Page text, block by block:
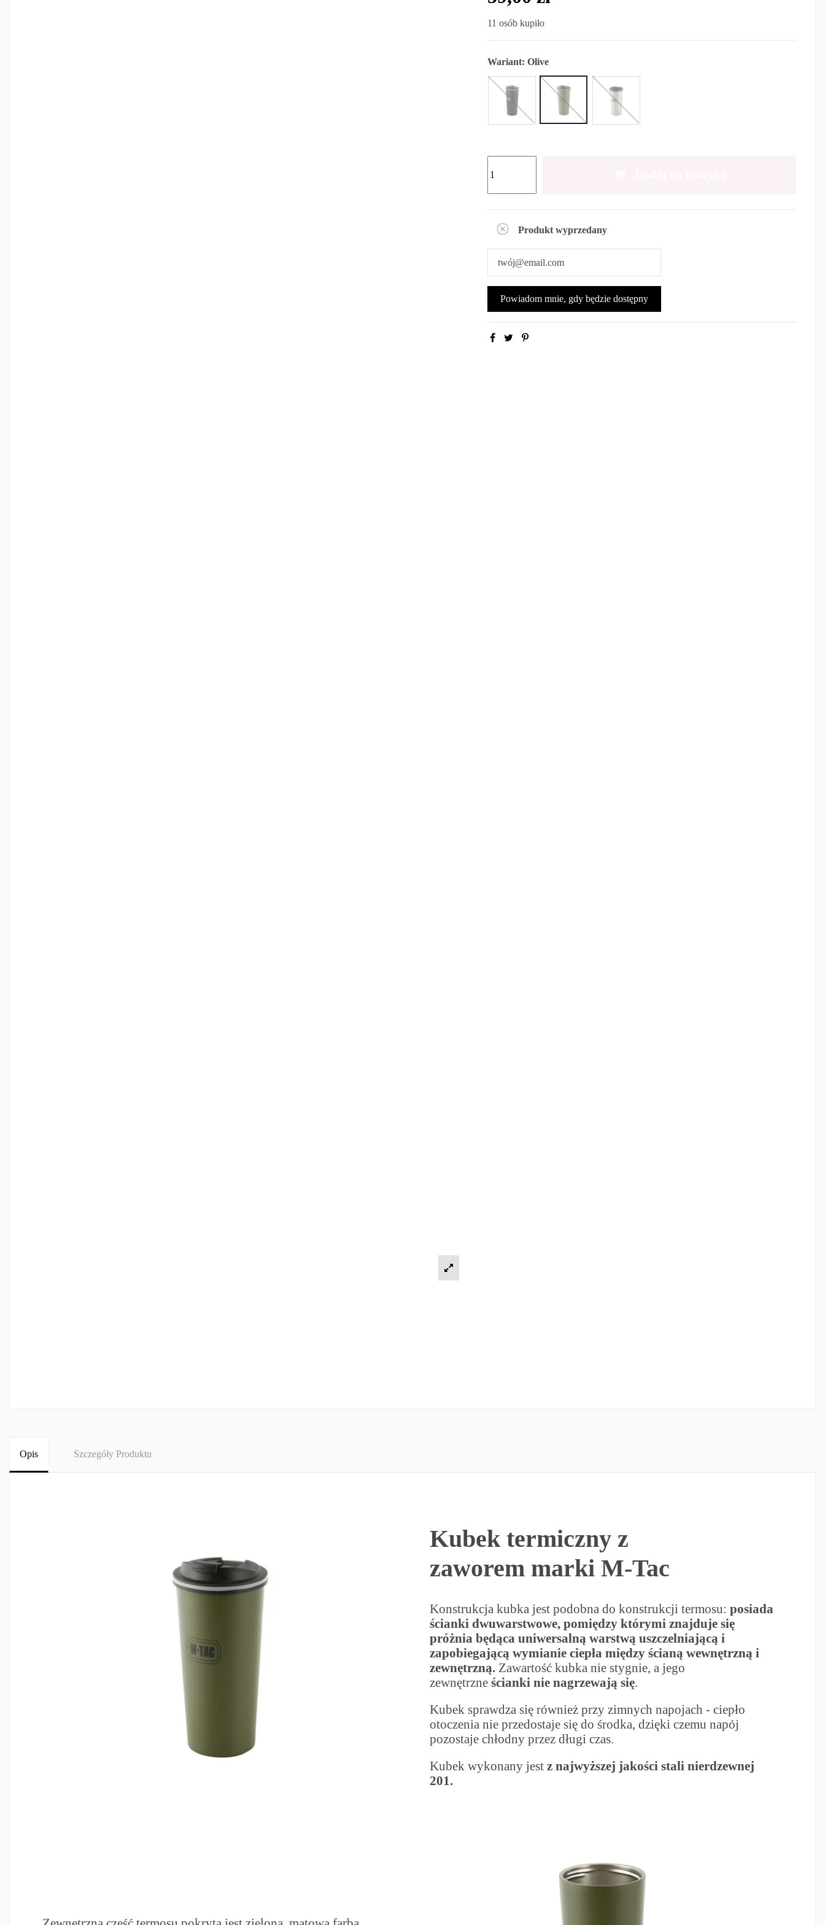
11 osób kupiło
Wariant: Olive
Produkt wyprzedany
Opis Szczegóły Produktu
Kubek termiczny z
zaworem marki M-Tac
Konstrukcja kubka jest podobna do konstrukcji termosu: posiada
ścianki dwuwarstwowe, pomiędzy którymi znajduje się
próżnia będąca uniwersalną warstwą uszczelniającą i
zapobiegającą wymianie ciepła między ścianą wewnętrzną i
zewnętrzną.Zawartość kubka nie stygnie, a jego
zewnętrzne ścianki nie nagrzewają się.
Kubek sprawdza się również przy zimnych napojach - ciepło
otoczenia nie przedostaje się do środka, dzięki czemu napój
pozostaje chłodny przez długi czas.
Kubek wykonany jest z najwyższej jakości stali nierdzewnej
201.